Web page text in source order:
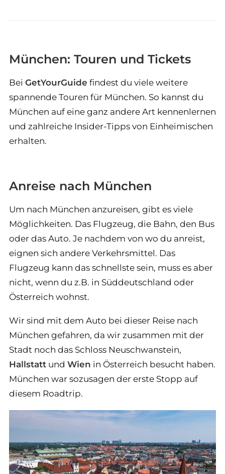
München: Touren und Tickets
Bei GetYourGuide findest du viele weitere
spannende Touren für München. So kannst du
München auf eine ganz andere Art kennenlernen
und zahlreiche Insider-Tipps von Einheimischen
erhalten.
Anreise nach München
Um nach München anzureisen, gibt es viele
Möglichkeiten. Das Flugzeug, die Bahn, den Bus
oder das Auto. Je nachdem von wo du anreist,
eignen sich andere Verkehrsmittel. Das
Flugzeug kann das schnellste sein, muss es aber
nicht, wenn du z.B. in Süddeutschland oder
Österreich wohnst.
Wir sind mit dem Auto bei dieser Reise nach
München gefahren, da wir zusammen mit der
Stadt noch das Schloss Neuschwanstein,
Hallstatt und Wien in Österreich besucht haben.
München war sozusagen der erste Stopp auf
diesem Roadtrip.